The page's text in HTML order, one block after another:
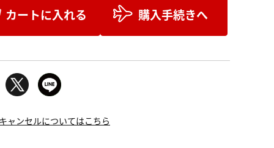
カートに入れる 購入手続きへ
ャンセルについてはこちら